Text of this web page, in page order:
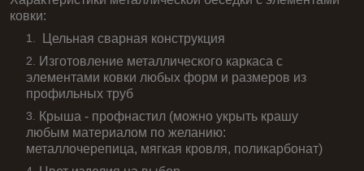
ковки:
Цельная сварная конструкция
Изготовление металлического каркаса с
элементами ковки любых форм и размеров из
профильных труб
Крыша - профнастил (можно укрыть крашу
любым материалом по желанию:
металлочерепица, мягкая кровля, поликарбонат)